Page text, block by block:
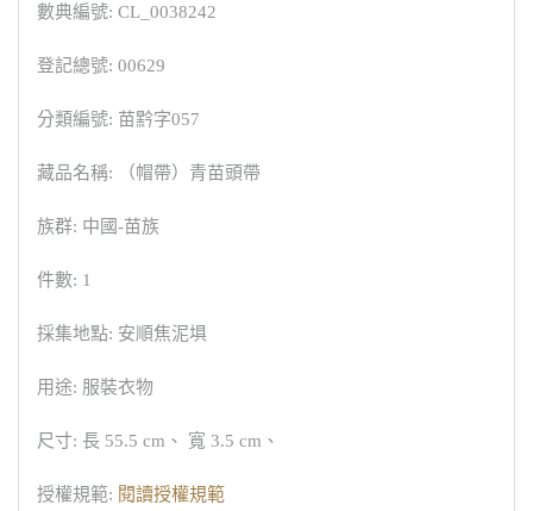
數典編號: CL_0038242
登記總號: 00629
分類編號: 苗黔字057
藏品名稱: （帽帶）青苗頭帶
族群: 中國-苗族
件數: 1
採集地點: 安順焦泥埧
用途: 服裝衣物
尺寸: 長 55.5 cm、 寬 3.5 cm、
授權規範: 閱讀授權規範